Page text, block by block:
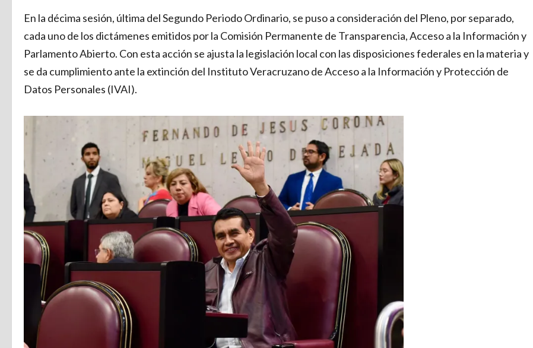
En la décima sesión, última del Segundo Periodo Ordinario, se puso a consideración del Pleno, por separado,
cada uno de los dictámenes emitidos por la Comisión Permanente de Transparencia, Acceso a la Información y
Parlamento Abierto. Con esta acción se ajusta la legislación local con las disposiciones federales en la materia y
se da cumplimiento ante la extinción del Instituto Veracruzano de Acceso a la Información y Protección de
Datos Personales (IVAI).